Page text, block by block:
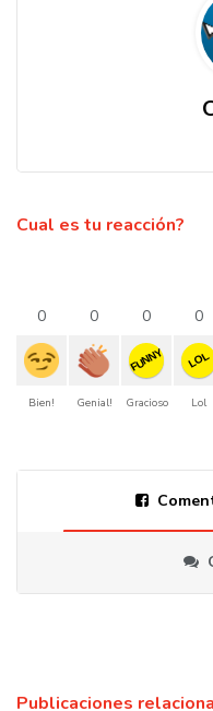
Cual es tu reacción?
0
Bien!
0
Genial!
0
FUNNY
Gracioso
0
LOL
Lol
Publicaciones